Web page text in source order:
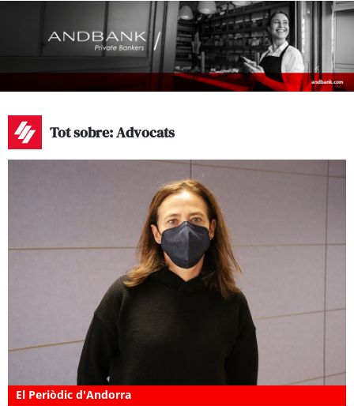
Tot sobre: Advocats
El Periòdic d'Andorra